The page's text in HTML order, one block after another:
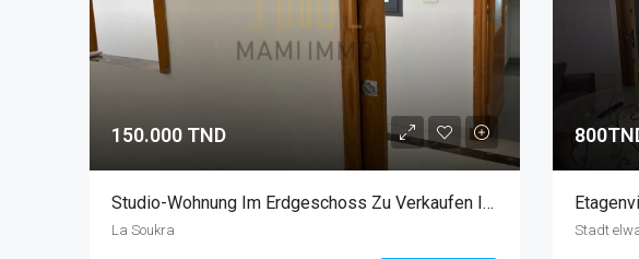
150.000 TND
Studio-Wohnung Im Erdgeschoss Zu Verkaufen In La Soukra
La Soukra Stadt